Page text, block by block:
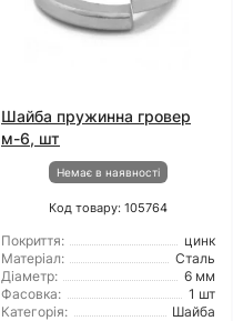
Шайба пружинна гровер
м-6, шт
Немає в наявності
Код товару: 105764
Покриття:
цинк
Матеріал:
Сталь
Діаметр:
6 мм
Фасовка:
1 шт
Категорія:
Шайба